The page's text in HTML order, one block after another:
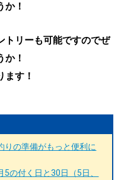
か！
トリーも可能ですのでぜ
か！
ます！
りの準備がもっと便利に
5の付く日と30日（5日、